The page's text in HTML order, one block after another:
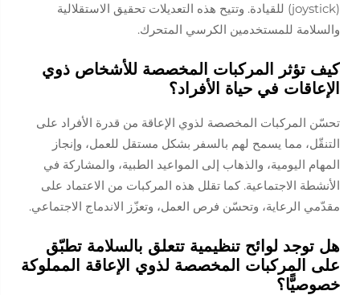
(joystick) للقيادة. وتتيح هذه التعديلات تحقيق الاستقلالية
والسلامة للمستخدمين الكرسي المتحرك.
كيف تؤثر المركبات المخصصة للأشخاص ذوي
الإعاقات في حياة الأفراد؟
تحسّن المركبات المخصصة لذوي الإعاقة من قدرة الأفراد على
التنقّل، مما يسمح لهم بالسفر بشكل مستقل للعمل، وإنجاز
المهام اليومية، والذهاب إلى المواعيد الطبية، والمشاركة في
الأنشطة الاجتماعية. كما تقلل هذه المركبات من الاعتماد على
مقدّمي الرعاية، وتحسّن فرص العمل، وتعزّز الاندماج الاجتماعي.
هل توجد لوائح تنظيمية تتعلق بالسلامة تطبّق
على المركبات المخصصة لذوي الإعاقة المملوكة
خصوصيًّا؟